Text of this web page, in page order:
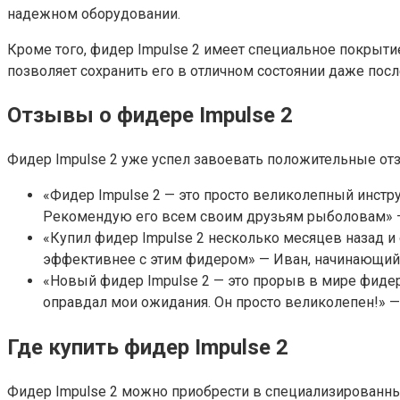
надежном оборудовании.
Кроме того, фидер Impulse 2 имеет специальное
позволяет сохранить его в отличном состоянии даже
Отзывы о фидере Impulse 2
Фидер Impulse 2 уже успел завоевать положительные
«Фидер Impulse 2 — это просто великолепный
Рекомендую его всем своим друзьям
«Купил фидер Impulse 2 несколько месяцев назад
эффективнее с этим фидером» — Иван,
«Новый фидер Impulse 2 — это прорыв в мире
оправдал мои ожидания. Он просто
Где купить фидер Impulse 2
Фидер Impulse 2 можно приобрести в